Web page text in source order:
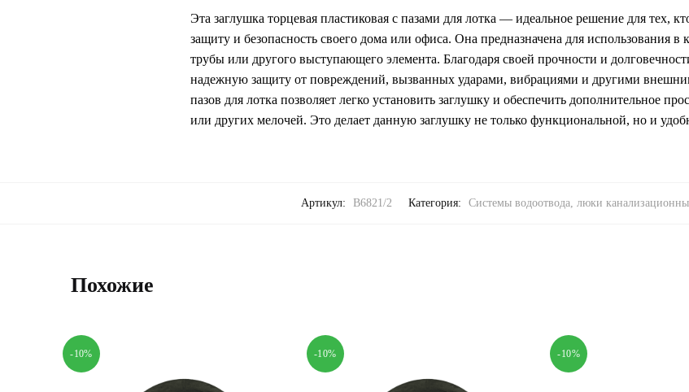
Эта заглушка торцевая пластиковая с пазами для лотка — идеальное решение для тех,
защиту и безопасность своего дома или офиса. Она предназначена для использования
трубы или другого выступающего элемента. Благодаря своей прочности и
надежную защиту от повреждений, вызванных ударами, вибрациями и другими
пазов для лотка позволяет легко установить заглушку и обеспечить дополнительное
или других мелочей. Это делает данную заглушку не только функциональной, но и
Артикул: В6821/2 Категория: Системы водоотвода, люки
Похожие
-10% -10% -10%